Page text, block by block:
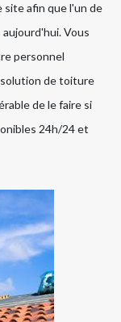
site afin que l'un de
Vous
personnel
de toiture
de le faire si
24h/24 et